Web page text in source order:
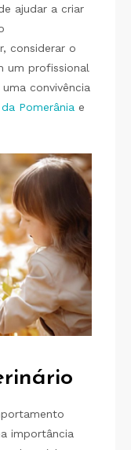
ajudar a criar
considerar o
um profissional
convivência
Pomerânia e
importância